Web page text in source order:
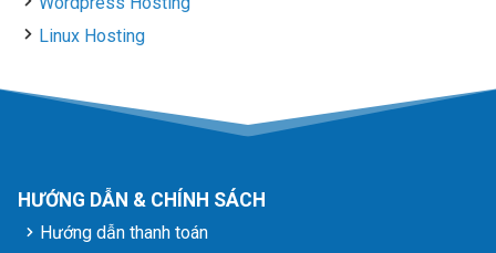
Linux Hosting
HƯỚNG DẪN & CHÍNH SÁCH
Hướng dẫn thanh toán